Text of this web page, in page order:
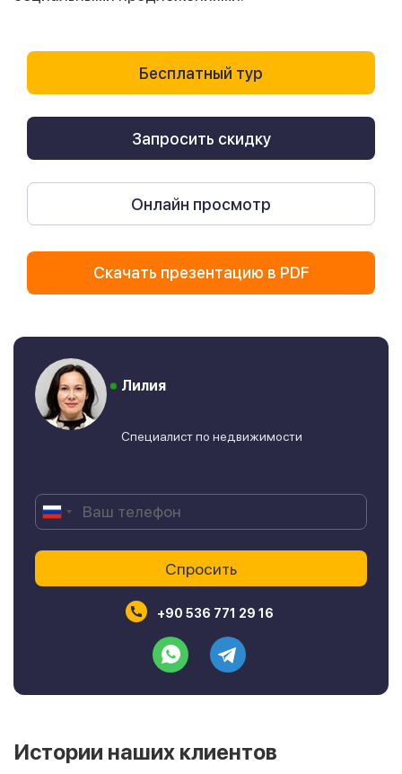
Бесплатный тур
Запросить скидку
Онлайн просмотр
Скачать презентацию в PDF
Лилия
Специалист по недвижимости
+90 536 771 29 16
Истории наших клиентов